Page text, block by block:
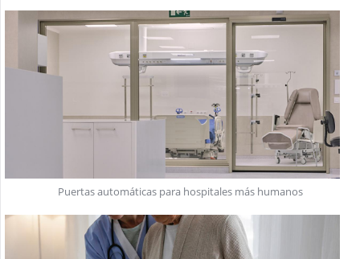
Puertas automáticas para hospitales más humanos